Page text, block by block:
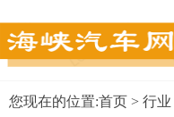
您现在的位置:首页 > 行业